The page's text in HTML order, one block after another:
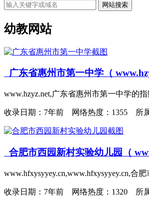
网站搜索
幼教网站
广东省惠州市第一中学（
www.hzyz.net,广东省惠州市第一中学的
收录日期： 7年前 网络热度：1355 所属
合肥市西园新村实验幼儿园（
www.hfxysyyey.cn,www.hfxysyyey.cn,合
收录日期： 7年前 网络热度：1320 所属